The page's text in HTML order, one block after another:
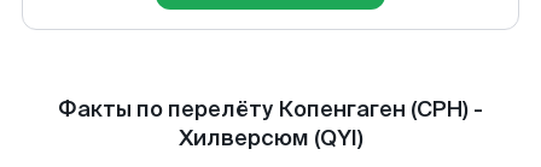
Факты по перелёту Копенгаген (CPH) -
Хилверсюм (QYI)